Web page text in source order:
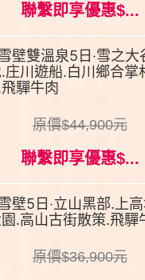
聯繫即享優惠$...
壁雙溫泉5日‧雪之大
庄川遊船.白川鄉合掌
驒牛肉
原價$44,900元
聯繫即享優惠$...
壁5日‧立山黑部.上
.高山古街散策.飛驒
原價$36,900元